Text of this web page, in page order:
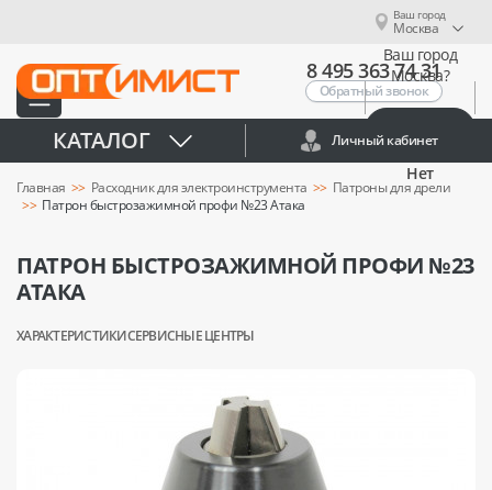
Ваш город
Москва
Ваш город
Москва?
Нет
8 495 363 74 31
Обратный звонок
КАТАЛОГ Личный кабинет
Главная Расходник для электроинструмента
Патроны для дрели
Патрон быстрозажимной профи №23 Атака
ПАТРОН БЫСТРОЗАЖИМНОЙ ПРОФИ №23
АТАКА
ХАРАКТЕРИСТИКИСЕРВИСНЫЕ ЦЕНТРЫ